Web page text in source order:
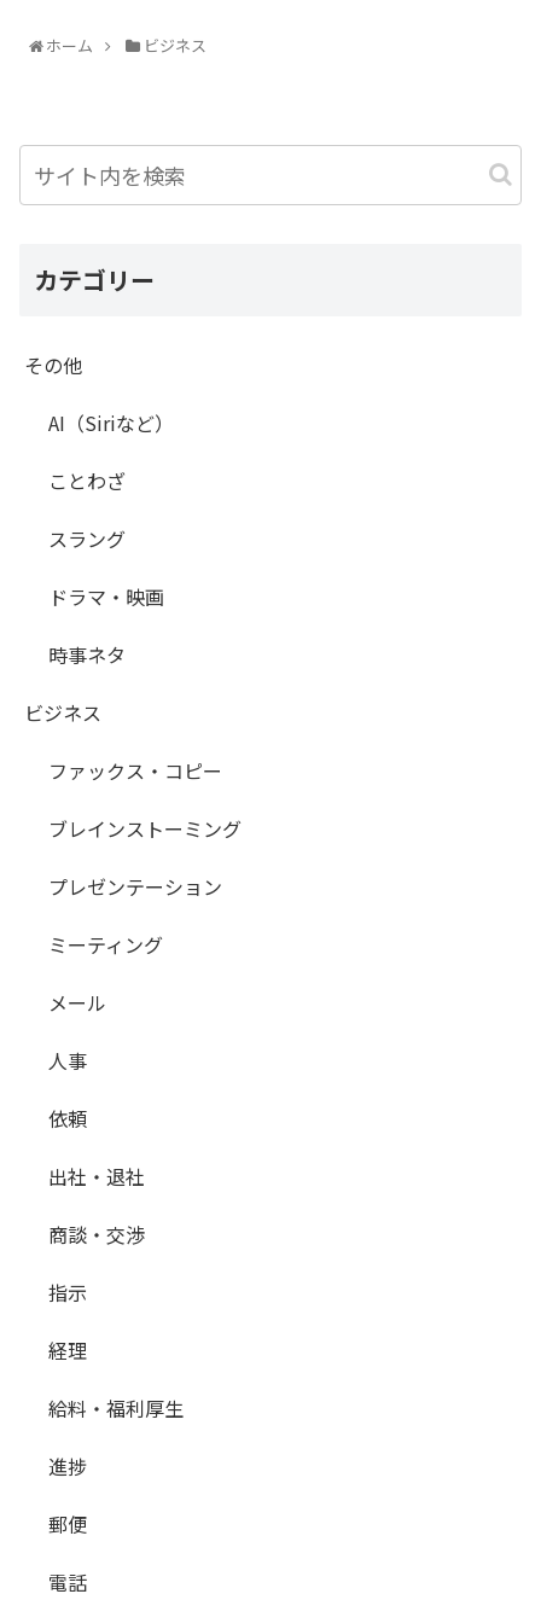
ホーム ビジネス
カテゴリー
その他
AI（Siriなど）
ことわざ
スラング
ドラマ・映画
時事ネタ
ビジネス
ファックス・コピー
ブレインストーミング
プレゼンテーション
ミーティング
メール
人事
依頼
出社・退社
商談・交渉
指示
経理
給料・福利厚生
進捗
郵便
電話